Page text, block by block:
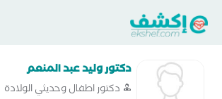
دكتور وليد عبد المنعم
دكتور اطفال وحديثي الولادة